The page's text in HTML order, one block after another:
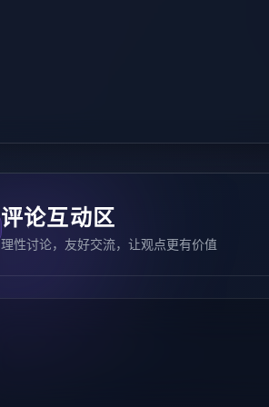
评论互动区
理性讨论，友好交流，让观点更有价值